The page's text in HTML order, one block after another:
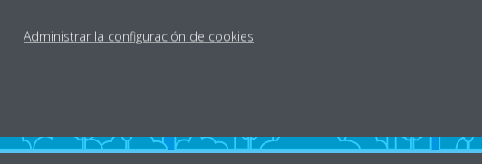
Administrar la configuración de cookies